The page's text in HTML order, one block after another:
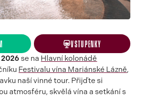
VSTUPENKY
se na Hlavní kolonádě
Festivalu vína Mariánské Lázně,
naší vinné tour. Přijďte si
atmosféru, skvělá vína a setkání s